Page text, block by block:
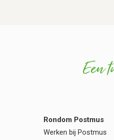
vakmanschap
zichtbaar in het
aanbevelen
kwaliteit,
Een
Rondom Postmus
Werken bij Postmus